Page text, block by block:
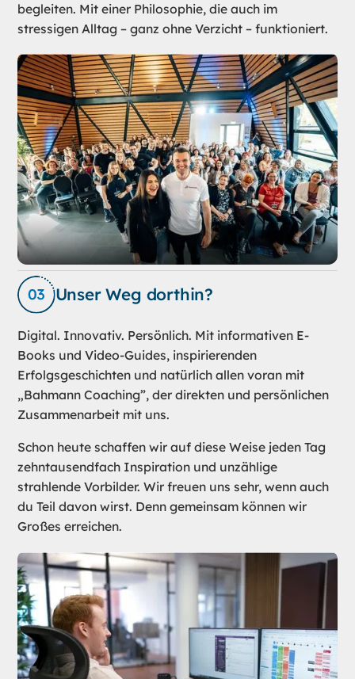
begleiten. Mit einer Philosophie, die auch im
stressigen Alltag – ganz ohne Verzicht – funktioniert.
Unser Weg dorthin?
Digital. Innovativ. Persönlich. Mit informativen E-
Books und Video-Guides, inspirierenden
Erfolgsgeschichten und natürlich allen voran mit
„Bahmann Coaching”, der direkten und persönlichen
Zusammenarbeit mit uns.
Schon heute schaffen wir auf diese Weise jeden Tag
zehntausendfach Inspiration und unzählige
strahlende Vorbilder. Wir freuen uns sehr, wenn auch
du Teil davon wirst. Denn gemeinsam können wir
Großes erreichen.